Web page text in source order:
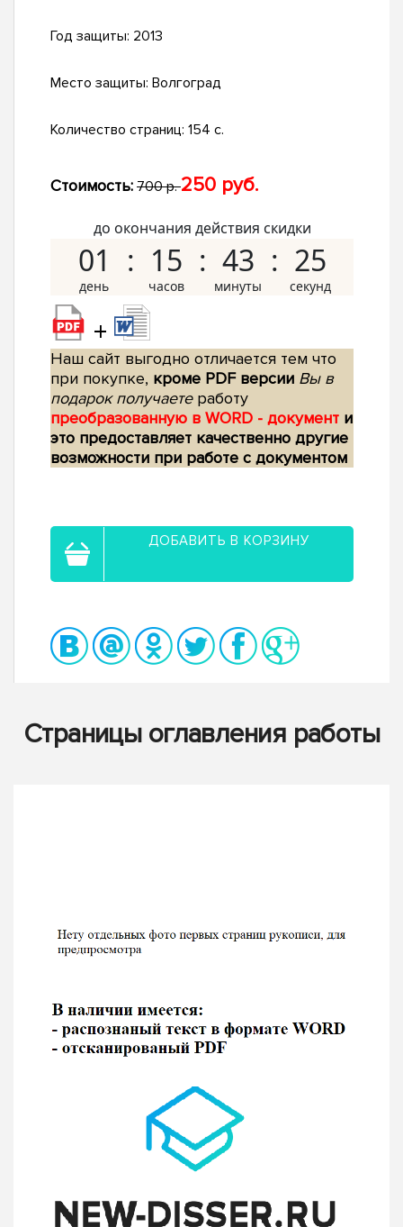
Год защиты: 2013
Место защиты: Волгоград
Количество страниц: 154 с.
Стоимость: 700 р.250 руб.
до окончания действия скидки
01 15 43 24
+
Наш сайт выгодно отличается тем что
при покупке, кроме PDF версии Вы в
подарок получаетеработу
преобразованную в WORD - документ и
это предоставляет качественно другие
возможности при работе с документом
ДОБАВИТЬ В КОРЗИНУ
Страницы оглавления работы